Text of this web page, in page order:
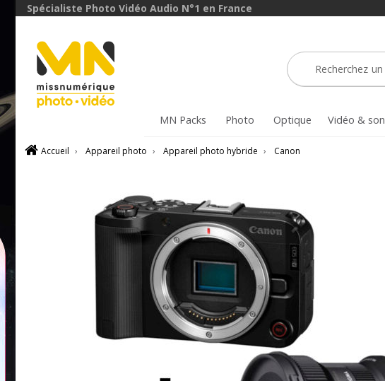
Spécialiste Photo Vidéo Audio N°1 en France
MN Packs Photo Optique Vidéo & son
Accueil › Appareil photo › Appareil photo hybride › Canon
avec le code